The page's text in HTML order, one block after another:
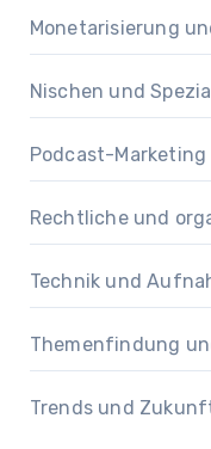
Monetarisierung
Nischen und
Podcast-
Rechtliche und
Technik und
Themenfindung
Trends und